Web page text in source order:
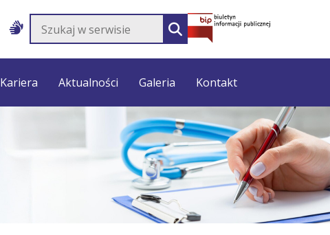
Szukaj w serwisie SZUKAJ
Kariera Aktualności Galeria Kontakt